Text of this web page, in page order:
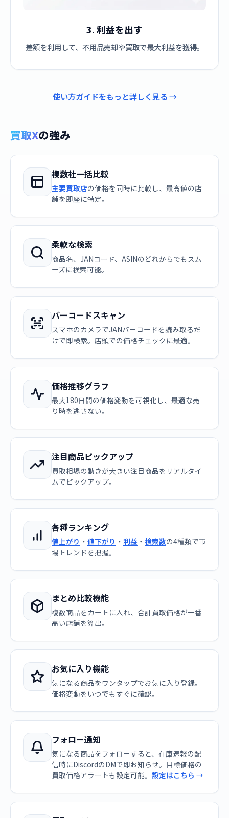
3. 利益を出す
差額を利用して、不用品売却や買取で最大利益を獲得。
使い方ガイドをもっと詳しく見る →
買取Xの強み
複数社一括比較
主要買取店の価格を同時に比較し、最高値の店
舗を即座に特定。
柔軟な検索
商品名、JANコード、ASINのどれからでもスム
ーズに検索可能。
バーコードスキャン
スマホのカメラでJANバーコードを読み取るだ
けで即検索。店頭での価格チェックに最適。
価格推移グラフ
最大180日間の価格変動を可視化し、最適な売
り時を逃さない。
注目商品ピックアップ
買取相場の動きが大きい注目商品をリアルタイ
ムでピックアップ。
各種ランキング
値上がり ・ 値下がり ・ 利益 ・ 検索数の4種類で市
場トレンドを把握。
まとめ比較機能
複数商品をカートに入れ、合計買取価格が一番
高い店舗を算出。
お気に入り機能
気になる商品をワンタップでお気に入り登録。
価格変動をいつでもすぐに確認。
フォロー通知
気になる商品をフォローすると、在庫速報の配
信時にDiscordのDMで即お知らせ。目標価格の
買取価格アラートも設定可能。 設定はこちら →